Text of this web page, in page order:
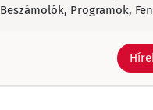
Beszámolók, Programok,